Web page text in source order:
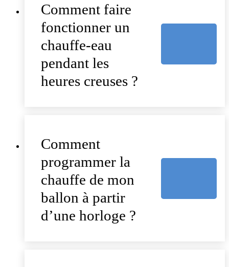
Comment faire
fonctionner un
chauffe-eau
pendant les
heures creuses ?
Comment
programmer la
chauffe de mon
ballon à partir
d’une horloge ?